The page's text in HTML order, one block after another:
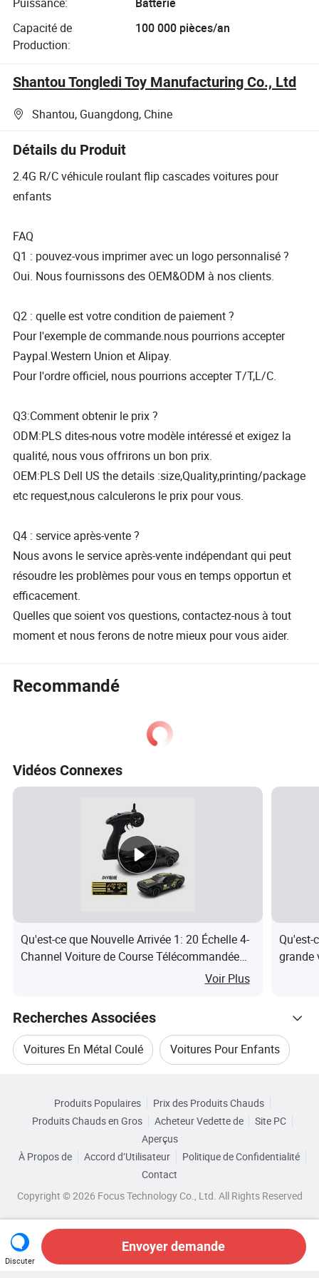
Capacité de
Production:
100 000 pièces/an
Shantou Tongledi Toy Manufacturing Co., Ltd
Shantou, Guangdong, Chine
Détails du Produit
2.4G R/C véhicule roulant flip cascades voitures pour
enfants
FAQ
Q1 : pouvez-vous imprimer avec un logo personnalisé ?
Oui. Nous fournissons des OEM&ODM à nos clients.
Q2 : quelle est votre condition de paiement ?
Pour l'exemple de commande.nous pourrions accepter
Paypal.Western Union et Alipay.
Pour l'ordre officiel, nous pourrions accepter T/T,L/C.
Q3:Comment obtenir le prix ?
ODM:PLS dites-nous votre modèle intéressé et exigez la
qualité, nous vous offrirons un bon prix.
OEM:PLS Dell US the details :size,Quality,printing/package
etc request,nous calculerons le prix pour vous.
Q4 : service après-vente ?
Nous avons le service après-vente indépendant qui peut
résoudre les problèmes pour vous en temps opportun et
efficacement.
Quelles que soient vos questions, contactez-nous à tout
moment et nous ferons de notre mieux pour vous aider.
Recommandé
Vidéos Connexes
Qu'est-ce que Nouvelle Arrivée 1: 20 Échelle 4-
Channel Voiture de Course Télécommandée
2.4G Expert Servo Gyroscopique RC Quatre
Voir Plus
Qu'est-
grande
Recherches Associées
Voitures En Métal Coulé Voitures Pour Enfants
Voitures Pour Enfants À Vendre
Voitures Électriques Pour Enfants
Voitures Bon Marché Pour Enfants
Produits Populaires
Prix des Produits Chauds
Produits Chauds en Gros
Acheteur Vedette de
Site PC
Aperçus
À Propos de
Accord d’Utilisateur
Politique de Confidentialité
Contact
Copyright © 2026 Focus Technology Co., Ltd. All Rights Reserved
Discuter
Envoyer demande